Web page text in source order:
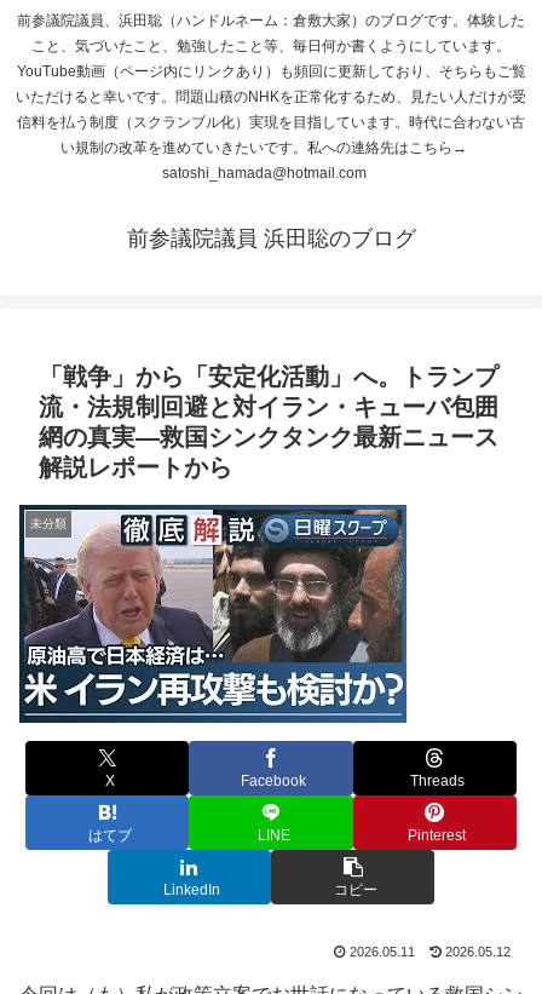
前参議院議員、浜田聡（ハンドルネーム：倉敷大家）のブログです。体験した
こと、気づいたこと、勉強したこと等、毎日何か書くようにしています。
YouTube動画（ページ内にリンクあり）も頻回に更新しており、そちらもご覧
いただけると幸いです。問題山積のNHKを正常化するため、見たい人だけが受
信料を払う制度（スクランブル化）実現を目指しています。時代に合わない古
い規制の改革を進めていきたいです。私への連絡先はこちら→
satoshi_hamada@hotmail.com
前参議院議員 浜田聡のブログ
「戦争」から「安定化活動」へ。トランプ
流・法規制回避と対イラン・キューバ包囲
網の真実―救国シンクタンク最新ニュース
解説レポートから
未分類
X Facebook Threads
はてブ LINE Pinterest
LinkedIn コピー
2026.05.11 2026.05.12